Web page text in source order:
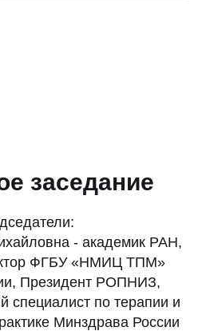
заседание
- академик РАН,
ФГБУ «НМИЦ ТПМ»
Президент РОПНИЗ,
специалист по терапии и
Минздрава России